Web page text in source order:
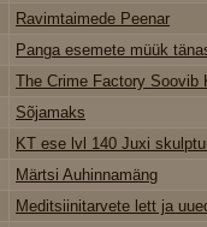
Ravimtaimede Peenar
Panga esemete müük
The Crime Factory Soovib
Sõjamaks
KT ese lvl 140 Juxi
Märtsi Auhinnamäng
Meditsiinitarvete lett ja